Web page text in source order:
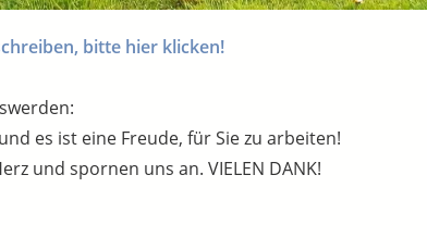
bitte hier klicken!
es ist eine Freude, für Sie zu arbeiten!
und spornen uns an. VIELEN DANK!